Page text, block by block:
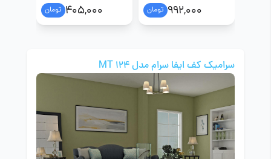
992,000 تومان 405,000 تومان
سرامیک کف ایفا سرام مدل MT 124